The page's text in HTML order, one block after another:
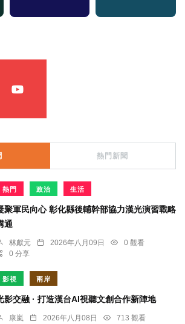
熱門新聞
熱門 政治 生活
聚軍民向心 彰化縣後輔幹部協力漢光演習戰略
通
林獻元 2026年八月09日
0 觀看
0 分享
影視 兩岸
影交融 · 打造漢台AI視聽文創合作新陣地
康嵐 2026年八月08日
713 觀看